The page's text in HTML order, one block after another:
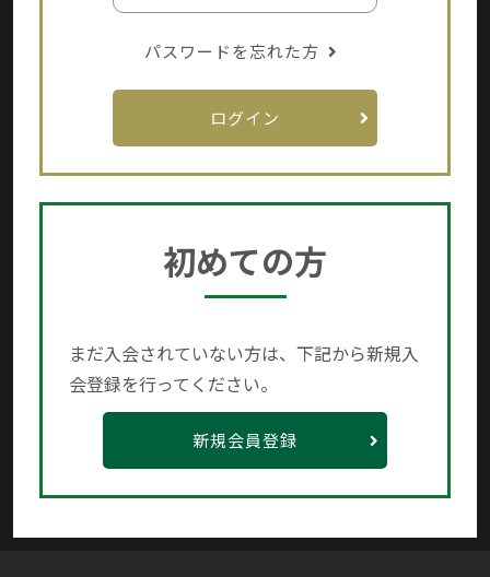
パスワードを忘れた方
初めての方
まだ入会されていない方は、下記から新規入
会登録を行ってください。
新規会員登録